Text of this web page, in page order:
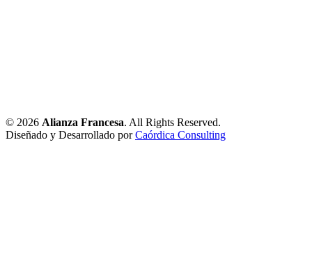
© 2026 Alianza Francesa. All Rights Reserved.
Diseñado y Desarrollado porCaórdica Consulting